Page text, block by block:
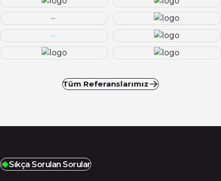
Tüm Referanslarımız
Sıkça Sorulan Sorular